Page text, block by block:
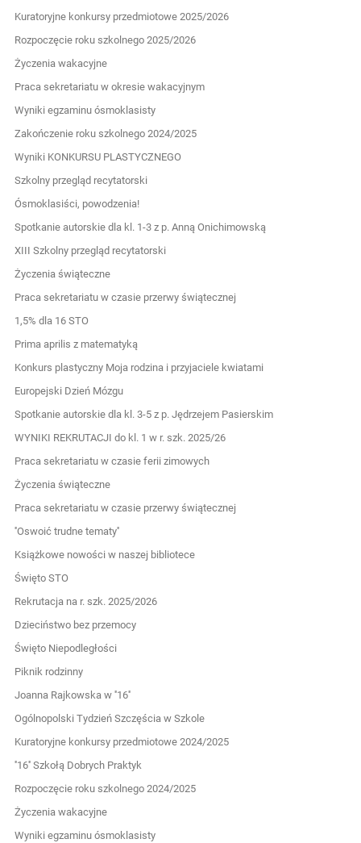
Kuratoryjne konkursy przedmiotowe 2025/2026
Rozpoczęcie roku szkolnego 2025/2026
Życzenia wakacyjne
Praca sekretariatu w okresie wakacyjnym
Wyniki egzaminu ósmoklasisty
Zakończenie roku szkolnego 2024/2025
Wyniki KONKURSU PLASTYCZNEGO
Szkolny przegląd recytatorski
Ósmoklasiści, powodzenia!
Spotkanie autorskie dla kl. 1-3 z p. Anną Onichimowską
XIII Szkolny przegląd recytatorski
Życzenia świąteczne
Praca sekretariatu w czasie przerwy świątecznej
1,5% dla 16 STO
Prima aprilis z matematyką
Konkurs plastyczny Moja rodzina i przyjaciele kwiatami
Europejski Dzień Mózgu
Spotkanie autorskie dla kl. 3-5 z p. Jędrzejem Pasierskim
WYNIKI REKRUTACJI do kl. 1 w r. szk. 2025/26
Praca sekretariatu w czasie ferii zimowych
Życzenia świąteczne
Praca sekretariatu w czasie przerwy świątecznej
''Oswoić trudne tematy''
Książkowe nowości w naszej bibliotece
Święto STO
Rekrutacja na r. szk. 2025/2026
Dzieciństwo bez przemocy
Święto Niepodległości
Piknik rodzinny
Joanna Rajkowska w ''16''
Ogólnopolski Tydzień Szczęścia w Szkole
Kuratoryjne konkursy przedmiotowe 2024/2025
''16'' Szkołą Dobrych Praktyk
Rozpoczęcie roku szkolnego 2024/2025
Życzenia wakacyjne
Wyniki egzaminu ósmoklasisty